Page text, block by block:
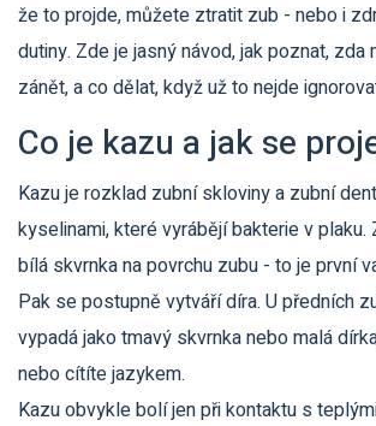
že to projde, můžete ztratit zub - nebo i
dutiny. Zde je jasný návod, jak poznat, zda
zánět, a co dělat, když už to nejde
Co je kazu a jak se
Kazu je rozklad zubní skloviny a zubní
kyselinami, které vyrábějí bakterie v plaku.
bílá skvrnka na povrchu zubu - to je první
Pak se postupně vytváří díra. U předních
vypadá jako tmavý skvrnka nebo malá
nebo cítíte jazykem.
Kazu obvykle bolí jen při kontaktu s